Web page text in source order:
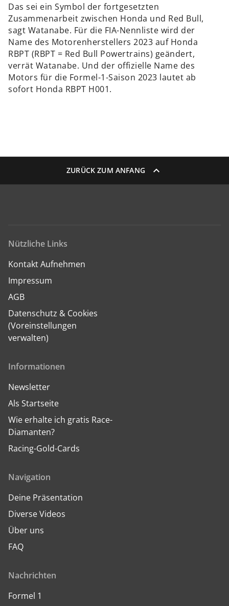
Das sei ein Symbol der fortgesetzten
Zusammenarbeit zwischen Honda und Red Bull,
sagt Watanabe. Für die FIA-Nennliste wird der
Name des Motorenherstellers 2023 auf Honda
RBPT (RBPT = Red Bull Powertrains) geändert,
verrät Watanabe. Und der offizielle Name des
Motors für die Formel-1-Saison 2023 lautet ab
sofort Honda RBPT H001.
ZURÜCK ZUM ANFANG
Nützliche Links
Kontakt Aufnehmen
Impressum
AGB
Datenschutz & Cookies
(Voreinstellungen
verwalten)
Informationen
Newsletter
Als Startseite
Wie erhalte ich gratis Race-
Diamanten?
Racing-Gold-Cards
Navigation
Deine Präsentation
Diverse Videos
Über uns
FAQ
Nachrichten
Formel 1